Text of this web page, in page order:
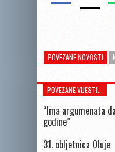
POVEZANE NOVOSTI
POVEZANE VIJESTI...
“Ima argumenata
godine”
31. obljetnica Oluje